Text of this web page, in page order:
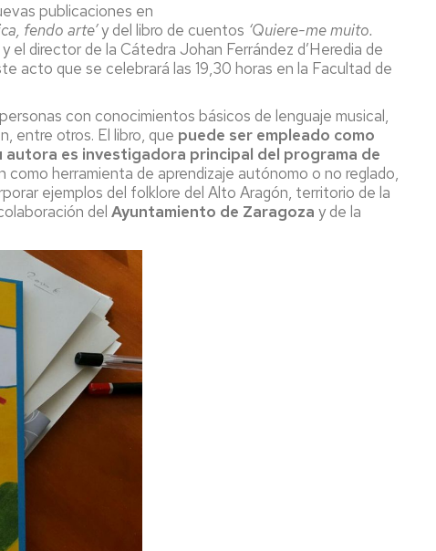
publicaciones en
fendo arte’y del libro de cuentos ‘Quiere-me muito.
y el director de la Cátedra Johan Ferrández d’Heredia de
acto que se celebrará las 19,30 horas en la Facultad de
con conocimientos básicos de lenguaje musical,
entre otros. El libro, que puede ser empleado como
autora es investigadora principal del programa de
como herramienta de aprendizaje autónomo o no reglado,
ejemplos del folklore del Alto Aragón, territorio de la
del Ayuntamiento de Zaragoza y de la